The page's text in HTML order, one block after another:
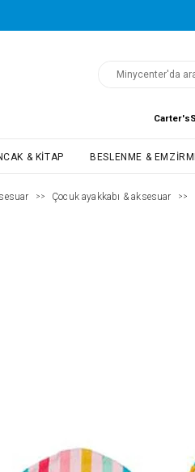
Carter's
& KITAP BESLENME &
>> Çocuk ayakkabı & aksesuar >>